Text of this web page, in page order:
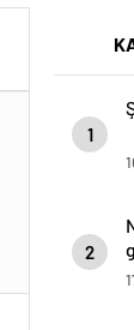
1
2